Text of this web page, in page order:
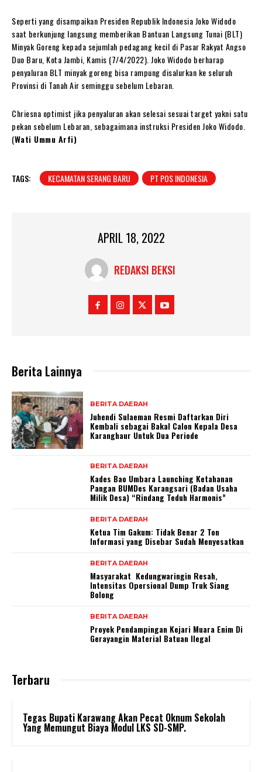
Seperti yang disampaikan Presiden Republik Indonesia Joko Widodo
saat berkunjung langsung memberikan Bantuan Langsung Tunai (BLT)
Minyak Goreng kepada sejumlah pedagang kecil di Pasar Rakyat Angso
Duo Baru, Kota Jambi, Kamis (7/4/2022). Joko Widodo berharap
penyaluran BLT minyak goreng bisa rampung disalurkan ke seluruh
Provinsi di Tanah Air seminggu sebelum Lebaran.
Chriesna optimist jika penyaluran akan selesai sesuai target yakni satu
pekan sebelum Lebaran, sebagaimana instruksi Presiden Joko Widodo.
(Wati Ummu Arfi)
TAGS: KECAMATAN SERANG BARU PT POS INDONESIA
APRIL 18, 2022
REDAKSI BEKSI
Berita Lainnya
BERITA DAERAH
Juhendi Sulaeman Resmi Daftarkan Diri
Kembali sebagai Bakal Calon Kepala Desa
Karanghaur Untuk Dua Periode
BERITA DAERAH
Kades Bao Umbara Launching Ketahanan
Pangan BUMDes Karangsari (Badan Usaha
Milik Desa) “Rindang Teduh Harmonis”
BERITA DAERAH
Ketua Tim Gakum: Tidak Benar 2 Ton
Informasi yang Disebar Sudah Menyesatkan
BERITA DAERAH
Masyarakat Kedungwaringin Resah,
Intensitas Opersional Dump Truk Siang
Bolong
BERITA DAERAH
Proyek Pendampingan Kejari Muara Enim Di
Gerayangin Material Batuan Ilegal
Terbaru
Tegas Bupati Karawang Akan Pecat Oknum Sekolah
Yang Memungut Biaya Modul LKS SD-SMP.